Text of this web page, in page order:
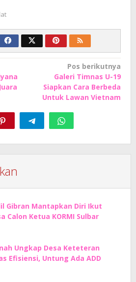
Pos berikutnya
Galeri Timnas U-19
Siapkan Cara Berbeda
Untuk Lawan Vietnam
Gibran Mantapkan Diri Ikut
Calon Ketua KORMI Sulbar
Ungkap Desa Keteteran
Efisiensi, Untung Ada ADD